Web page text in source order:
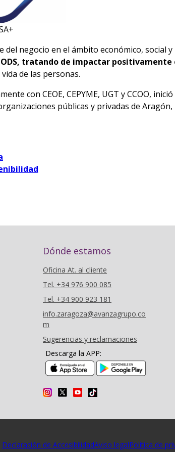
negocio en el ámbito económico, social
tratando de impactar
de las personas.
con CEOE, CEPYME, UGT y CCOO,
públicas y privadas de
Dónde estamos
Oficina At. al cliente
Tel. +34 976 900 085
Tel. +34 900 923 181
info.zaragoza@avanzagrupo.co
m
Sugerencias y reclamaciones
Descarga la APP:
(se abre en nueva
Declaración de AccesibilidadAviso legalPolítica de